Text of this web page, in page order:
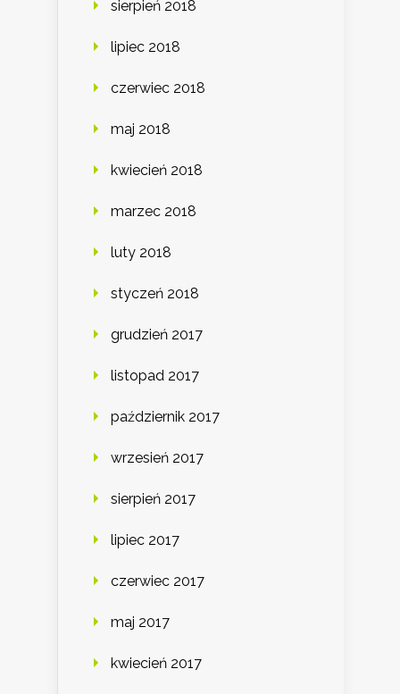
sierpień 2018
lipiec 2018
czerwiec 2018
maj 2018
kwiecień 2018
marzec 2018
luty 2018
styczeń 2018
grudzień 2017
listopad 2017
październik 2017
wrzesień 2017
sierpień 2017
lipiec 2017
czerwiec 2017
maj 2017
kwiecień 2017